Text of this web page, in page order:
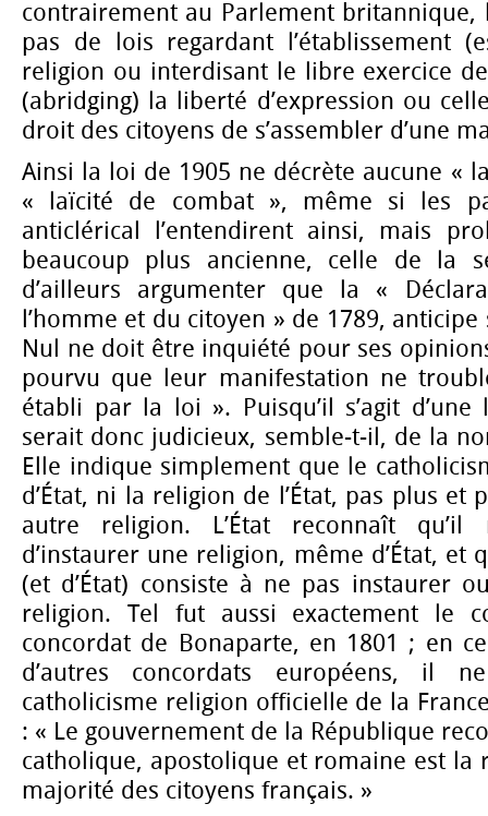
contrairement au Parlement britannique,
pas de lois regardant l’établissement
religion ou interdisant le libre exercice
(abridging) la liberté d’expression ou
droit des citoyens de s’assembler d’une
Ainsi la loi de 1905 ne décrète aucune «
« laïcité de combat », même si les
anticlérical l’entendirent ainsi, mais
beaucoup plus ancienne, celle de la
d’ailleurs argumenter que la «
l’homme et du citoyen » de 1789,
Nul ne doit être inquiété pour ses
pourvu que leur manifestation ne
établi par la loi ». Puisqu’il s’agit
serait donc judicieux, semble-t-il, de la
Elle indique simplement que le
d’État, ni la religion de l’État, pas plus et
autre religion. L’État reconnaît
d’instaurer une religion, même d’État, et
(et d’État) consiste à ne pas instaurer
religion. Tel fut aussi exactement le
concordat de Bonaparte, en 1801 ; en
d’autres concordats européens, il
catholicisme religion officielle de la
: « Le gouvernement de la République
catholique, apostolique et romaine est la
majorité des citoyens français. »